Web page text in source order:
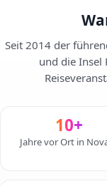
Seit 2014 der
und die Insel
10+
Jahre vor Ort in